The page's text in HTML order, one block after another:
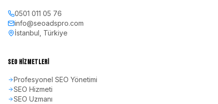
0501 011 05 76
info@seoadspro.com
İstanbul, Türkiye
SEO HIZMETLERI
Profesyonel SEO Yönetimi
SEO Hizmeti
SEO Uzmanı